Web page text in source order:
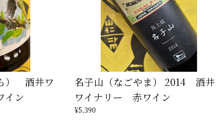
） 酒井ワ
イン
名子山（なごやま） 2014 酒井
ワイナリー 赤ワイン
¥5,390